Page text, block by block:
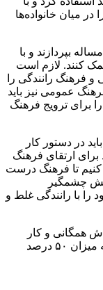
میان خانواده‌ها
بپردازند و با
کنند. لازم است
و فرهنگ رانندگی را
عمومی نیز باید
برای ترویج فرهنگ
در دستور کار
برای ارتقای فرهنگ
کنیم تا فرهنگ درست
چشمگیر
را با رانندگی غلط و
همگانی و کار
جهادی، بتوان آمار تصادفات را تا سال ۱۴۰۴ به میزان ۵۰ درصد